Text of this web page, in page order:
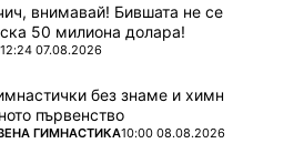
внимавай! Бившата не се
50 милиона долара!
12:24 07.08.2026
без знаме и химн
първенство
ГИМНАСТИКА10:00 08.08.2026